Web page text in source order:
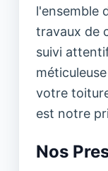
l'ensemble
travaux de
suivi
votre
est notre
Nos